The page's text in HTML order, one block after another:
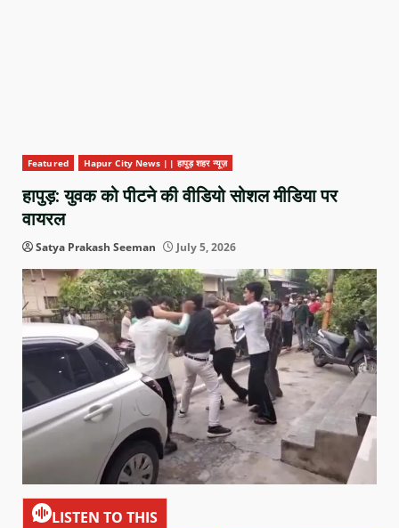
Featured Hapur City News || हापुड़ शहर न्यूज़
हापुड़: युवक को पीटने की वीडियो सोशल मीडिया पर
वायरल
Satya Prakash Seeman July 5, 2026
LISTEN TO THIS